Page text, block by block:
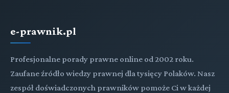
e-prawnik.pl
Profesjonalne porady prawne online od 2002 roku.
Zaufane źródło wiedzy prawnej dla tysięcy Polaków. Nasz
zespół doświadczonych prawników pomoże Ci w każdej